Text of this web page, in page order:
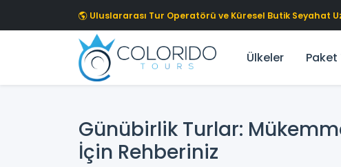
Skip to main contentUluslararası Tur Operatörü ve Küresel Butik Seyahat
Ülkeler Paket
Günübirlik Turlar:
İçin Rehberiniz